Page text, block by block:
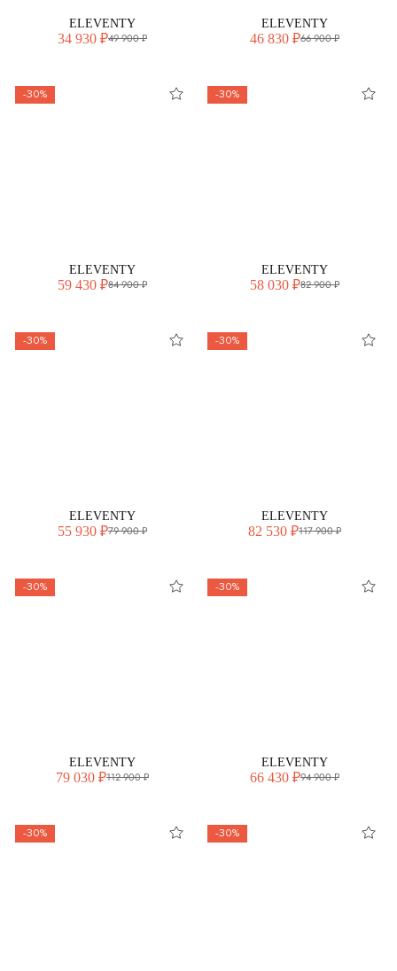
ELEVENTY
34 930 ₽49 900 ₽
ELEVENTY
46 830 ₽66 900 ₽
-30%
ELEVENTY
59 430 ₽84 900 ₽
-30%
ELEVENTY
58 030 ₽82 900 ₽
-30%
ELEVENTY
55 930 ₽79 900 ₽
-30%
ELEVENTY
82 530 ₽117 900 ₽
-30%
ELEVENTY
79 030 ₽112 900 ₽
-30%
ELEVENTY
66 430 ₽94 900 ₽
-30% -30%